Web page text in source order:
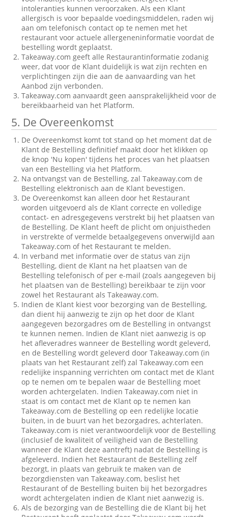
intoleranties kunnen veroorzaken. Als een Klant
allergisch is voor bepaalde voedingsmiddelen, raden wij
aan om telefonisch contact op te nemen met het
restaurant voor actuele allergeneninformatie voordat de
bestelling wordt geplaatst.
Takeaway.com geeft alle Restaurantinformatie zodanig
weer, dat voor de Klant duidelijk is wat zijn rechten en
verplichtingen zijn die aan de aanvaarding van het
Aanbod zijn verbonden.
Takeaway.com aanvaardt geen aansprakelijkheid voor de
bereikbaarheid van het Platform.
5. De Overeenkomst
De Overeenkomst komt tot stand op het moment dat de
Klant de Bestelling definitief maakt door het klikken op
de knop 'Nu kopen' tijdens het proces van het plaatsen
van een Bestelling via het Platform.
Na ontvangst van de Bestelling, zal Takeaway.com de
Bestelling elektronisch aan de Klant bevestigen.
De Overeenkomst kan alleen door het Restaurant
worden uitgevoerd als de Klant correcte en volledige
contact- en adresgegevens verstrekt bij het plaatsen van
de Bestelling. De Klant heeft de plicht om onjuistheden
in verstrekte of vermelde betaalgegevens onverwijld aan
Takeaway.com of het Restaurant te melden.
In verband met informatie over de status van zijn
Bestelling, dient de Klant na het plaatsen van de
Bestelling telefonisch of per e-mail (zoals aangegeven bij
het plaatsen van de Bestelling) bereikbaar te zijn voor
zowel het Restaurant als Takeaway.com.
Indien de Klant kiest voor bezorging van de Bestelling,
dan dient hij aanwezig te zijn op het door de Klant
aangegeven bezorgadres om de Bestelling in ontvangst
te kunnen nemen. Indien de Klant niet aanwezig is op
het afleveradres wanneer de Bestelling wordt geleverd,
en de Bestelling wordt geleverd door Takeaway.com (in
plaats van het Restaurant zelf) zal Takeaway.com een
redelijke inspanning verrichten om contact met de Klant
op te nemen om te bepalen waar de Bestelling moet
worden achtergelaten. Indien Takeaway.com niet in
staat is om contact met de Klant op te nemen kan
Takeaway.com de Bestelling op een redelijke locatie
buiten, in de buurt van het bezorgadres, achterlaten.
Takeaway.com is niet verantwoordelijk voor de Bestelling
(inclusief de kwaliteit of veiligheid van de Bestelling
wanneer de Klant deze aantreft) nadat de Bestelling is
afgeleverd. Indien het Restaurant de Bestelling zelf
bezorgt, in plaats van gebruik te maken van de
bezorgdiensten van Takeaway.com, beslist het
Restaurant of de Bestelling buiten bij het bezorgadres
wordt achtergelaten indien de Klant niet aanwezig is.
Als de bezorging van de Bestelling die de Klant bij het